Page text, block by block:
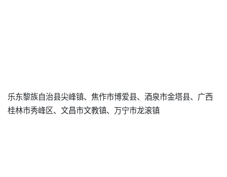
乐东黎族自治县尖峰镇、焦作市博爱县、酒泉市金塔县、广西
桂林市秀峰区、文昌市文教镇、万宁市龙滚镇